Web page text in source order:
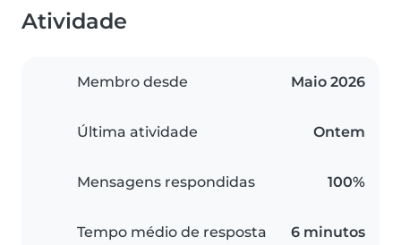
Atividade
Membro desde Maio 2026
Última atividade Ontem
Mensagens respondidas 100%
Tempo médio de resposta 6 minutos